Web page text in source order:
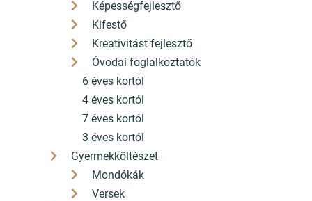
Képességfejlesztő
Kifestő
Kreativitást fejlesztő
Óvodai foglalkoztatók
6 éves kortól
4 éves kortól
7 éves kortól
3 éves kortól
Gyermekköltészet
Mondókák
Versek
Adatkezelési nyilatkozat
Szállítási díjak
A bankkártyás fizetés szolgáltatója a Barion
©2025 konyvbox.hu